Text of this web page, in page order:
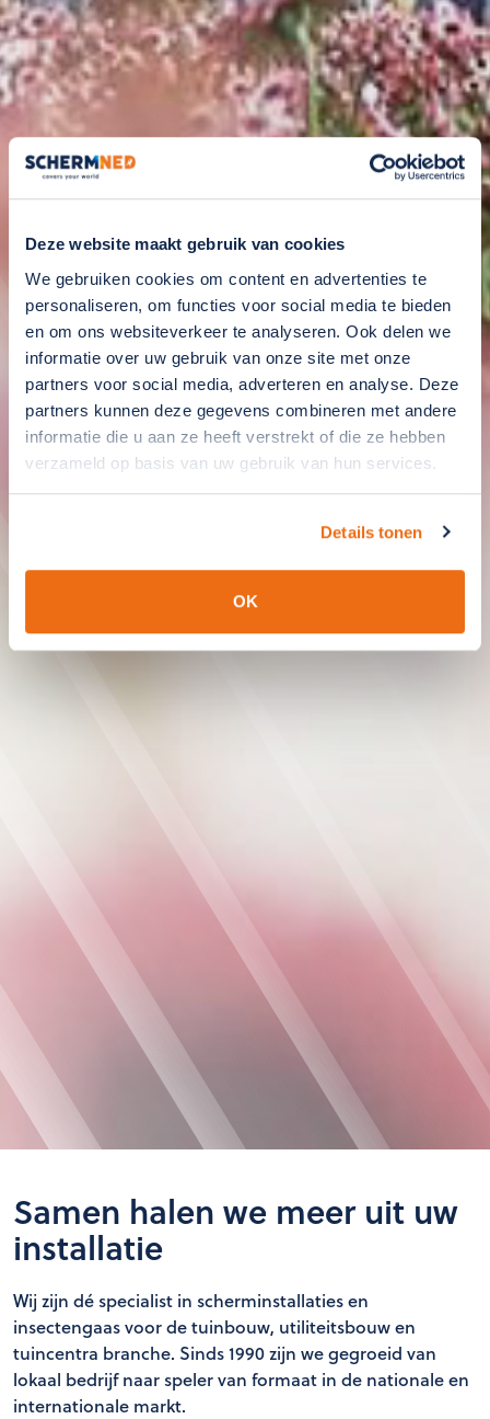
Deze website maakt gebruik van cookies
We gebruiken cookies om content en advertenties te
personaliseren, om functies voor social media te bieden
en om ons websiteverkeer te analyseren. Ook delen we
informatie over uw gebruik van onze site met onze
partners voor social media, adverteren en analyse. Deze
partners kunnen deze gegevens combineren met andere
informatie die u aan ze heeft verstrekt of die ze hebben
verzameld op basis van uw gebruik van hun services.
Details tonen
OK
Samen halen we meer uit uw
installatie
Wij zijn dé specialist in scherminstallaties en
insectengaas voor de tuinbouw, utiliteitsbouw en
tuincentra branche. Sinds 1990 zijn we gegroeid van
lokaal bedrijf naar speler van formaat in de nationale en
internationale markt.